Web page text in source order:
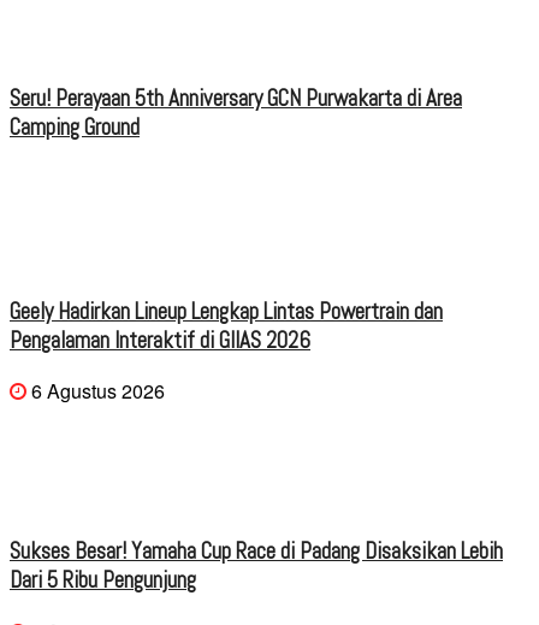
Seru! Perayaan 5th Anniversary GCN Purwakarta di Area
Camping Ground
Geely Hadirkan Lineup Lengkap Lintas Powertrain dan
Pengalaman Interaktif di GIIAS 2026
6 Agustus 2026
Sukses Besar! Yamaha Cup Race di Padang Disaksikan Lebih
Dari 5 Ribu Pengunjung